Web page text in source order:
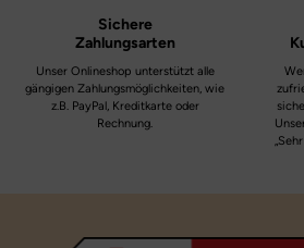
Sichere
Zahlungsarten
Unser Onlineshop unterstützt alle
gängigen Zahlungsmöglichkeiten, wie
z.B. PayPal, Kreditkarte oder
Rechnung.